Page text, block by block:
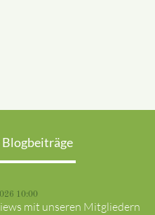
Blogbeiträge
10:00
mit unseren Mitgliedern